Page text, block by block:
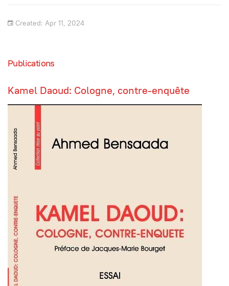
Created: Apr 11, 2024
Publications
Kamel Daoud: Cologne, contre-enquête